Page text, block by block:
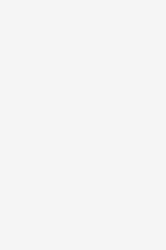
de bedtijd met
voor insomnie (CGT-i)
bij adolescenten
voor insomnie (CGT-i)